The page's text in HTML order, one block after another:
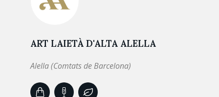
ART LAIETÀ D'ALTA ALELLA
Alella (Comtats de Barcelona)